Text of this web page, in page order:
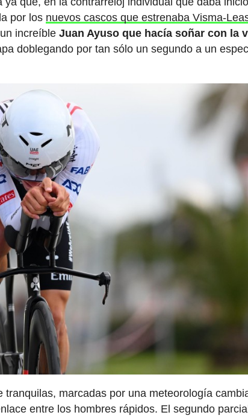
por los nuevos cascos que estrenaba Visma-
increíbleJuan Ayuso que hacía soñar con la
doblegando por tan sólo un segundo a un
marcadas por una meteorología
entre los hombres rápidos. El segundo